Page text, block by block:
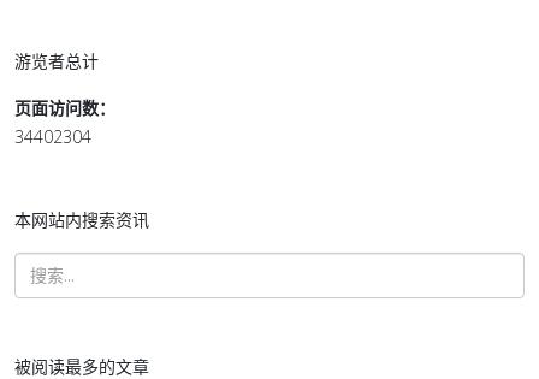
游览者总计
页面访问数：
34402304
本网站内搜索资讯
被阅读最多的文章